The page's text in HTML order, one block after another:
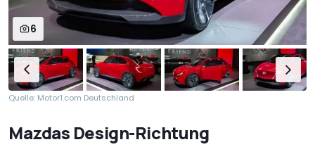
6
Quelle: Motor1.com Deutschland
Mazdas Design-Richtung